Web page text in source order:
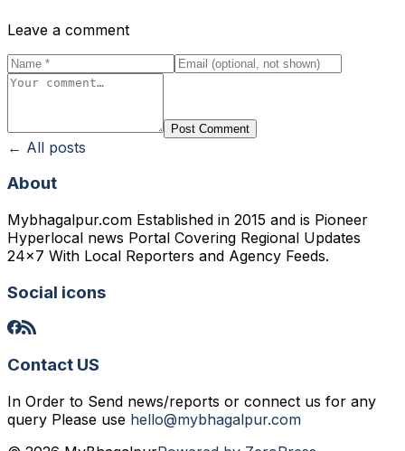
Leave a comment
Post Comment
← All posts
About
Mybhagalpur.com Established in 2015 and is Pioneer
Hyperlocal news Portal Covering Regional Updates
24x7 With Local Reporters and Agency Feeds.
Social icons
Contact US
In Order to Send news/reports or connect us for any
query Please use hello@mybhagalpur.com